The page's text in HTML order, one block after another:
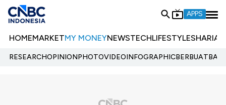
APPS
HOMEMARKETMY MONEYNEWSTECHLIFESTYLESHARIA
RESEARCHOPINIONPHOTOVIDEOINFOGRAPHIC